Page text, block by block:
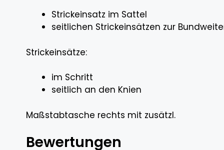
Strickeinsatz im Sattel
seitlichen Strickeinsätzen zur
Strickeinsätze:
im Schritt
seitlich an den Knien
Maßstabtasche rechts mit zusätzl.
Bewertungen